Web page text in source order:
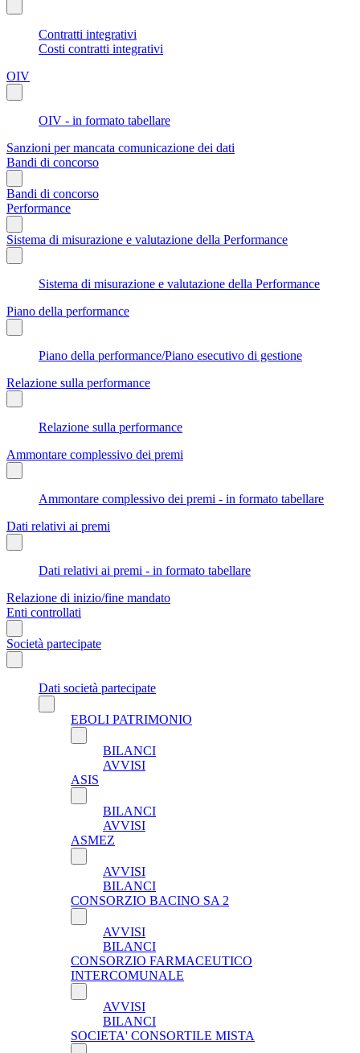
Contratti integrativi
Costi contratti integrativi
OIV
OIV - in formato tabellare
Sanzioni per mancata comunicazione dei dati
Bandi di concorso
Bandi di concorso
Performance
Sistema di misurazione e valutazione della Performance
Sistema di misurazione e valutazione della Performance
Piano della performance
Piano della performance/Piano esecutivo di gestione
Relazione sulla performance
Relazione sulla performance
Ammontare complessivo dei premi
Ammontare complessivo dei premi - in formato tabellare
Dati relativi ai premi
Dati relativi ai premi - in formato tabellare
Relazione di inizio/fine mandato
Enti controllati
Società partecipate
Dati società partecipate
EBOLI PATRIMONIO
BILANCI
AVVISI
ASIS
BILANCI
AVVISI
ASMEZ
AVVISI
BILANCI
CONSORZIO BACINO SA 2
AVVISI
BILANCI
CONSORZIO FARMACEUTICO
INTERCOMUNALE
AVVISI
BILANCI
SOCIETA' CONSORTILE MISTA